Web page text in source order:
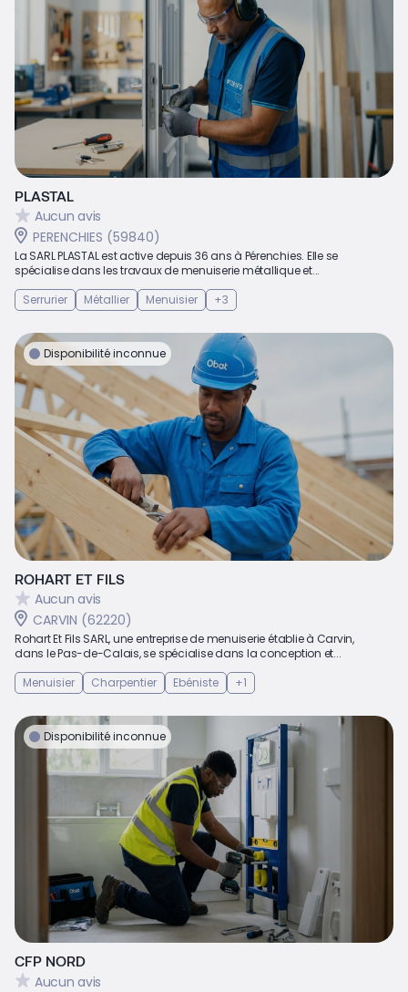
PLASTAL
Aucun avis
PERENCHIES (59840)
La SARL PLASTAL est active depuis 36 ans à Pérenchies. Elle se
spécialise dans les travaux de menuiserie métallique et...
Serrurier
Métallier Menuisier +3
Disponibilité inconnue
ROHART ET FILS
Aucun avis
CARVIN (62220)
Rohart Et Fils SARL, une entreprise de menuiserie établie à Carvin,
dans le Pas-de-Calais, se spécialise dans la conception et...
Menuisier
Charpentier Ebéniste +1
Disponibilité inconnue
CFP NORD
Aucun avis